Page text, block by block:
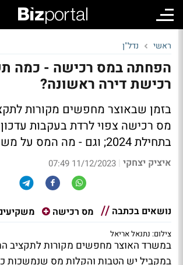
ראשי נדל"ן
הפחתה במס רכישה - כמה
רכישת דירה ראשונה?
בזמן שבאוצר מחפשים מקורות
מס רכישה צפוי לרדת בעקבות
בתחילת 2024; וגם - מה המס על משפרי דיור?
איציק יצחקי |
11/12/2023 07:49
נושאים בכתבה מס רכישה
צילום: נתנאל אריאל
במשרד האוצר מחפשים מקורות לתקציב
במקביל יש הטבות והקלות מס שנמשכות